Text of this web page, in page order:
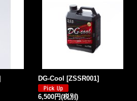
DG-Cool [ZSSR001]
6,500円(税別)